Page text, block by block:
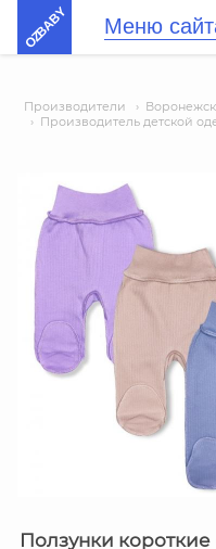
OZBABY Меню
Производители ›
› Производитель детской
Ползунки